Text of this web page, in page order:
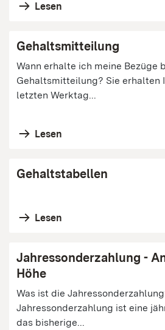
Lesen
Gehaltsmitteilung
Wann erhalte ich meine Bezüge
Gehaltsmitteilung? Sie erhalten
letzten Werktag...
Lesen
Gehaltstabellen
Lesen
Jahressonderzahlung -
Höhe
Was ist die
Jahressonderzahlung ist eine
das bisherige...